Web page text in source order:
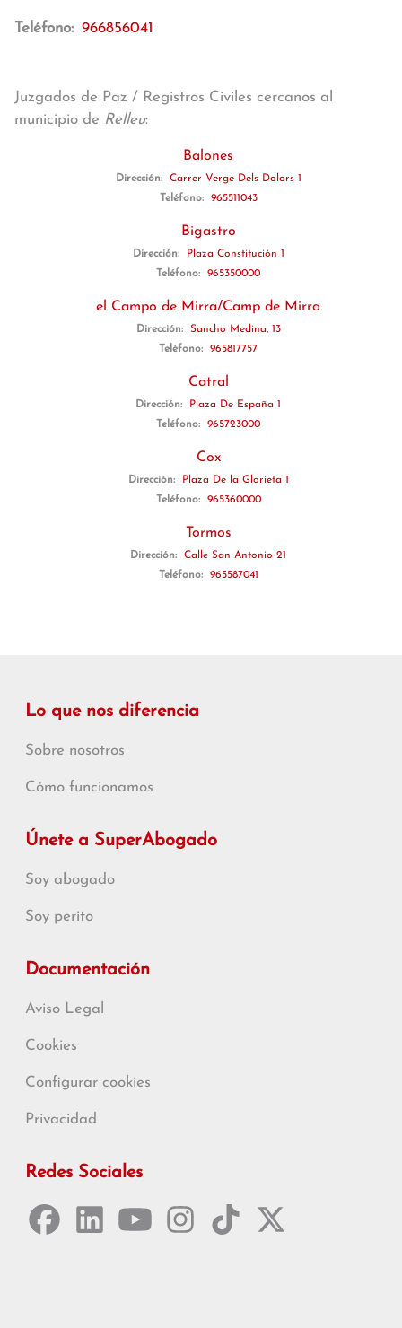
Teléfono: 966856041
Juzgados de Paz / Registros Civiles cercanos al
municipio de Relleu:
Balones
Dirección:
Carrer Verge Dels Dolors 1
Teléfono:
965511043
Bigastro
Dirección:
Plaza Constitución 1
Teléfono:
965350000
el Campo de Mirra/Camp de Mirra
Dirección:
Sancho Medina, 13
Teléfono:
965817757
Catral
Dirección:
Plaza De España 1
Teléfono:
965723000
Cox
Dirección:
Plaza De la Glorieta 1
Teléfono:
965360000
Tormos
Dirección:
Calle San Antonio 21
Teléfono:
965587041
Lo que nos diferencia
Sobre nosotros
Cómo funcionamos
Únete a SuperAbogado
Soy abogado
Soy perito
Documentación
Aviso Legal
Cookies
Configurar cookies
Privacidad
Redes Sociales